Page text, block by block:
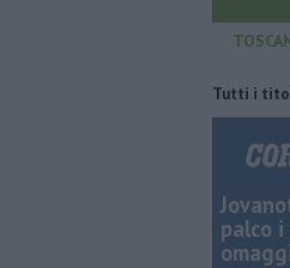
Tutti i
Retiambiente, il dopo
palco